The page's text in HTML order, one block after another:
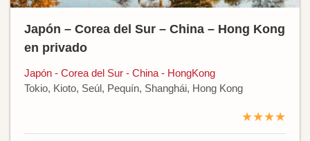
Japón – Corea del Sur – China – Hong Kong
en privado
Japón - Corea del Sur - China - HongKong
Tokio, Kioto, Seúl, Pequín, Shanghái, Hong Kong
★★★★